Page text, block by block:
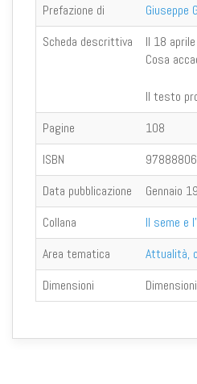
Prefazione di
Giuseppe
Scheda descrittiva
Il 18
Cosa
Il testo
Pagine
108
ISBN
Data pubblicazione
Gennaio
Collana
Il seme e
Area tematica
Attualità,
Dimensioni